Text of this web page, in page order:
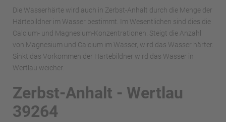
Die Wasserhärte wird auch in Zerbst-Anhalt durch die Menge der
Härtebildner im Wasser bestimmt. Im Wesentlichen sind dies die
Calcium- und Magnesium-Konzentrationen. Steigt die Anzahl
von Magnesium und Calcium im Wasser, wird das Wasser härter.
Sinkt das Vorkommen der Härtebildner wird das Wasser in
Wertlau weicher.
Zerbst-Anhalt - Wertlau
39264